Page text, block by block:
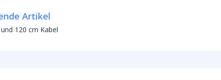
Artikel
120 cm Kabel